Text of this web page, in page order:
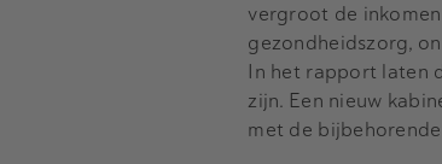
vergroot de
gezondheidszorg,
In het rapport laten
zijn. Een nieuw
met de